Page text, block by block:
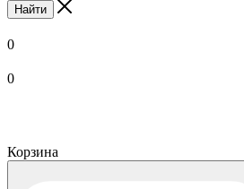
Найти
0
0
Корзина